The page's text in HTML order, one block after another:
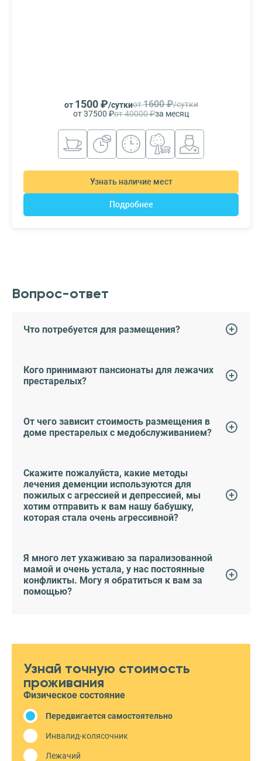
от 1500 ₽/суткиот1600 ₽/сутки
от 37500 ₽от 40000 ₽за месяц
Узнать наличие мест
Подробнее
Вопрос-ответ
Что потребуется для размещения?
Кого принимают пансионаты для лежачих
престарелых?
От чего зависит стоимость размещения в
доме престарелых с медобслуживанием?
Скажите пожалуйста, какие методы
лечения деменции используются для
пожилых с агрессией и депрессией, мы
хотим отправить к вам нашу бабушку,
которая стала очень агрессивной?
Я много лет ухаживаю за парализованной
мамой и очень устала, у нас постоянные
конфликты. Могу я обратиться к вам за
помощью?
Узнай точную стоимость
проживания
Физическое состояние
Передвигается самостоятельно
Инвалид-колясочник
Лежачий